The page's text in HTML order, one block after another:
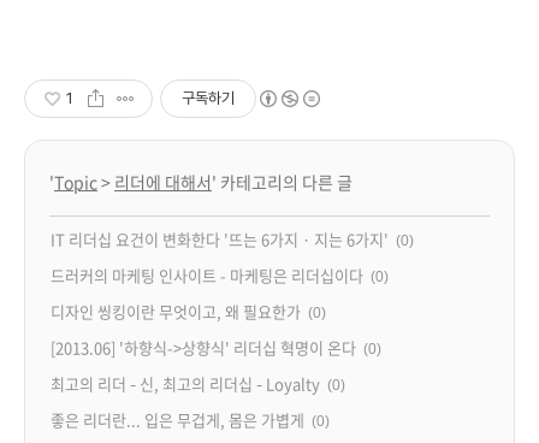
1 구독하기
'Topic> 리더에 대해서' 카테고리의 다른 글
IT 리더십 요건이 변화한다 '뜨는 6가지 · 지는 6가지' (0)
드러커의 마케팅 인사이트 - 마케팅은 리더십이다 (0)
디자인 씽킹이란 무엇이고, 왜 필요한가 (0)
[2013.06] '하향식->상향식' 리더십 혁명이 온다 (0)
최고의 리더 – 신, 최고의 리더십 – Loyalty (0)
좋은 리더란... 입은 무겁게, 몸은 가볍게 (0)